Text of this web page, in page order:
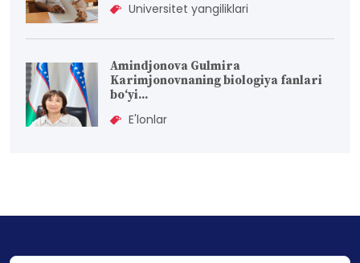
Universitet yangiliklari
Amindjonova Gulmira
Karimjonovnaning biologiya fanlari
bо‘yi...
E'lonlar